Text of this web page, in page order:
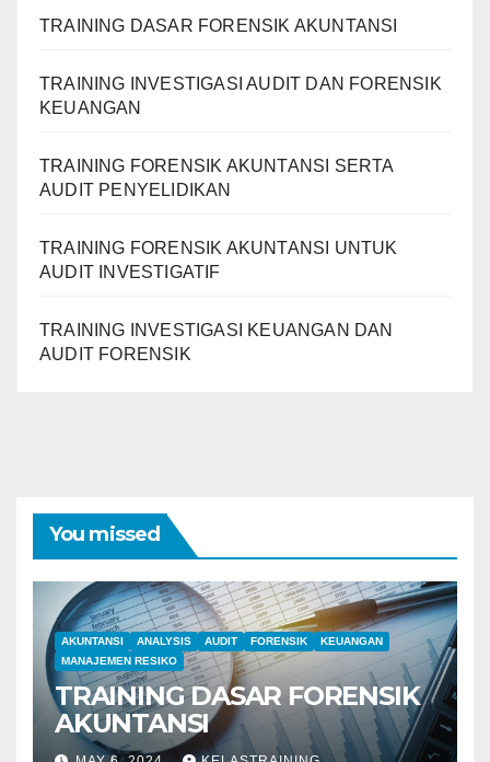
TRAINING DASAR FORENSIK AKUNTANSI
TRAINING INVESTIGASI AUDIT DAN FORENSIK
KEUANGAN
TRAINING FORENSIK AKUNTANSI SERTA
AUDIT PENYELIDIKAN
TRAINING FORENSIK AKUNTANSI UNTUK
AUDIT INVESTIGATIF
TRAINING INVESTIGASI KEUANGAN DAN
AUDIT FORENSIK
You missed
AKUNTANSI ANALYSIS AUDIT FORENSIK
KEUANGAN
MANAJEMEN RESIKO
TRAINING DASAR FORENSIK
AKUNTANSI